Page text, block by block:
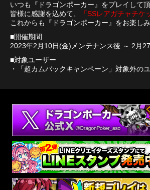
いつも『ドラゴンポーカー』をプレイして
皆様に感謝を込めて、
「SSレアガチャチ
これからも『ドラゴンポーカー』をお楽し
■開催期間
2023年2月10日(金)メンテナンス後 ～ 2月
■対象ユーザー
・「超カムバックキャンペーン」対象外の